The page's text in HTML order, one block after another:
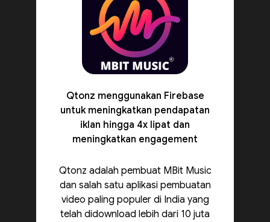
Qtonz menggunakan Firebase
untuk meningkatkan pendapatan
iklan hingga 4x lipat dan
meningkatkan engagement
Qtonz adalah pembuat MBit Music
dan salah satu aplikasi pembuatan
video paling populer di India yang
telah didownload lebih dari 10 juta